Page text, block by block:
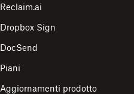
Reclaim.ai
Dropbox Sign
DocSend
Piani
Aggiornamenti prodotto